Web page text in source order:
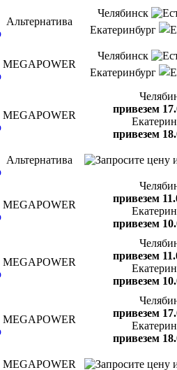
Альтернатива
Челябинск
Екатеринбург
MEGAPOWER
Челябинск
Екатеринбург
MEGAPOWER
привезем
привезем
Альтернатива
MEGAPOWER
привезем
привезем
MEGAPOWER
привезем
привезем
MEGAPOWER
привезем
привезем
MEGAPOWER